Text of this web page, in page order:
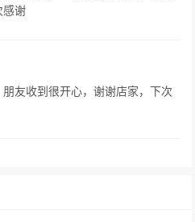
感谢
友收到很开心，谢谢店家，下次